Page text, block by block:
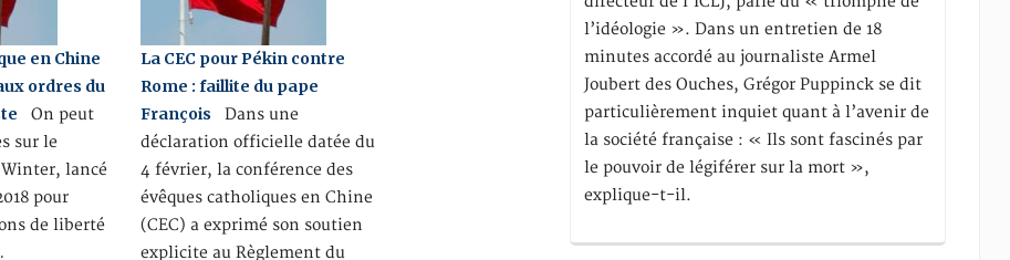
en Chine
ordres du
On peut
sur le
lancé
pour
de liberté
La CEC pour Pékin contre
Rome : faillite du pape
François Dans une
déclaration officielle datée du
4 février, la conférence des
évêques catholiques en Chine
(CEC) a exprimé son soutien
explicite au Règlement du
l’idéologie ». Dans un entretien de 18
minutes accordé au journaliste Armel
Joubert des Ouches, Grégor Puppinck se dit
particulièrement inquiet quant à l’avenir de
la société française : « Ils sont fascinés par
le pouvoir de légiférer sur la mort »,
explique-t-il.